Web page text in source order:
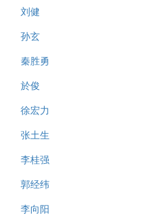
刘健
孙玄
秦胜勇
於俊
徐宏力
张土生
李桂强
郭经纬
李向阳